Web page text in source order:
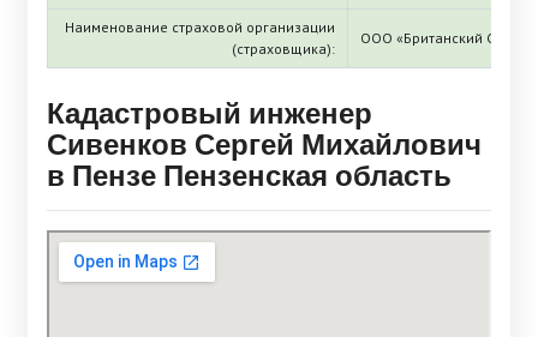
Наименование страховой организации
(страховщика):
ООО «Британский
Кадастровый инженер
Сивенков Сергей Михайлович
в Пензе Пензенская область